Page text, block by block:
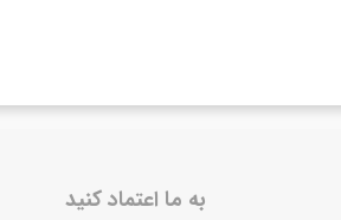
به ما اعتماد کنید